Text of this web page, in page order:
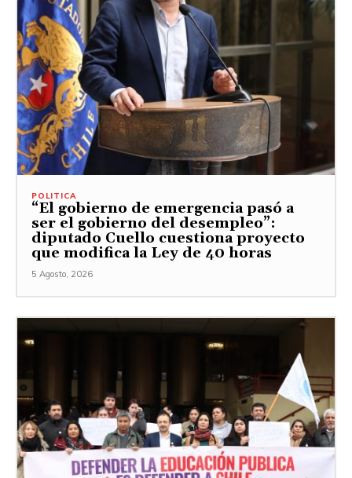
POLITICA
“El gobierno de emergencia pasó a
ser el gobierno del desempleo”:
diputado Cuello cuestiona proyecto
que modifica la Ley de 40 horas
5 Agosto, 2026